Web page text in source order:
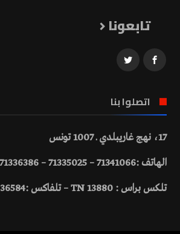
تابعونا
اتصلوا بنا
17، نهج غاريبلدي ـ 1007 تونس
الهاتف :71341066 – 71335025 – 71336386
تلكس براس : 13880 TN – تلفاكس :71336584